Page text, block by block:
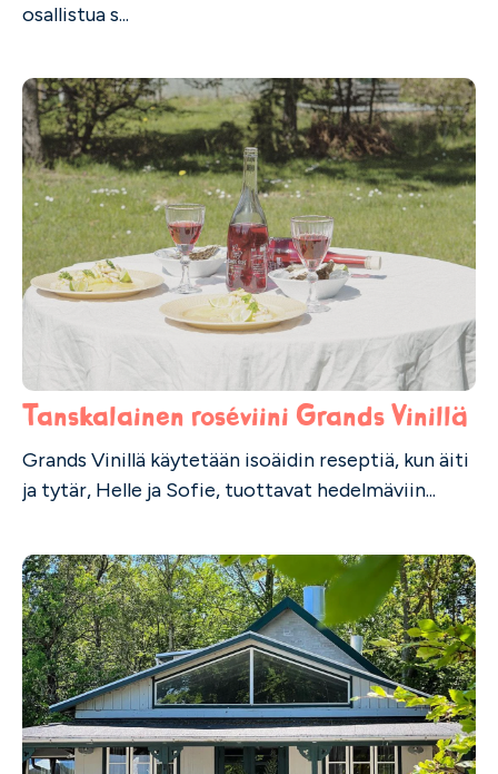
osallistua s...
Tanskalainen roséviini Grands Vinillä
Grands Vinillä käytetään isoäidin reseptiä, kun äiti
ja tytär, Helle ja Sofie, tuottavat hedelmäviin...